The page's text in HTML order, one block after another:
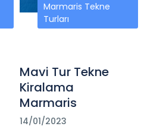
Marmaris Tekne
Turları
Mavi Tur Tekne
Kiralama
Marmaris
14/01/2023